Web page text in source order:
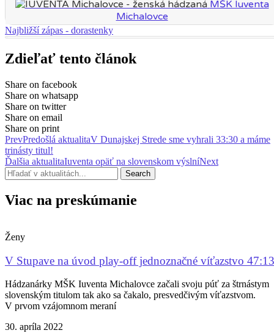
MŠK Iuventa
Michalovce
Najbližší zápas - dorastenky
Zdieľať tento článok
Share on facebook
Share on whatsapp
Share on twitter
Share on email
Share on print
PrevPredošlá aktualitaV Dunajskej Strede sme vyhrali 33:30 a máme
trinásty titul!
Ďalšia aktualitaIuventa opäť na slovenskom výslníNext
Search
Viac na preskúmanie
Ženy
V Stupave na úvod play-off jednoznačné víťazstvo 47:13
Hádzanárky MŠK Iuventa Michalovce začali svoju púť za štrnástym
slovenským titulom tak ako sa čakalo, presvedčivým víťazstvom.
V prvom vzájomnom meraní
30. apríla 2022